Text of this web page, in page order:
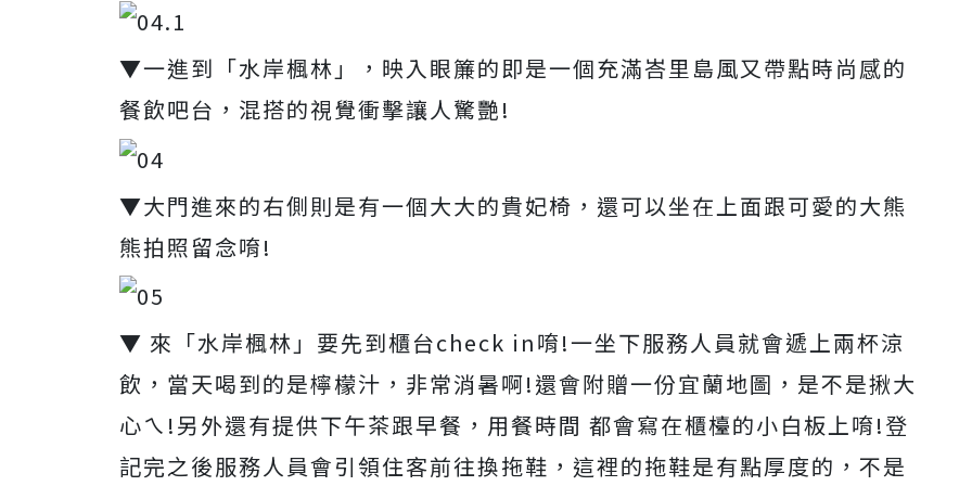
▼一進到「水岸楓林」，映入眼簾的即是一個充滿峇里島風又帶點時尚感的
餐飲吧台，混搭的視覺衝擊讓人驚艷!
▼大門進來的右側則是有一個大大的貴妃椅，還可以坐在上面跟可愛的大熊
熊拍照留念唷!
▼ 來「水岸楓林」要先到櫃台check in唷!一坐下服務人員就會遞上兩杯涼
飲，當天喝到的是檸檬汁，非常消暑啊!還會附贈一份宜蘭地圖，是不是揪大
心ㄟ!另外還有提供下午茶跟早餐，用餐時間 都會寫在櫃檯的小白板上唷!登
記完之後服務人員會引領住客前往換拖鞋，這裡的拖鞋是有點厚度的，不是